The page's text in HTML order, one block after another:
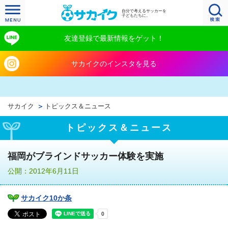
自分で考えるサッカーを
子どもたちに。
友達登録で最新情報をゲット！
サカイクのインスタを見る
サカイク トピックス＆ニュース
トピックス＆ニュース
福岡がブラインドサッカー体験を実施
公開：2012年6月11日
サカイク10か条